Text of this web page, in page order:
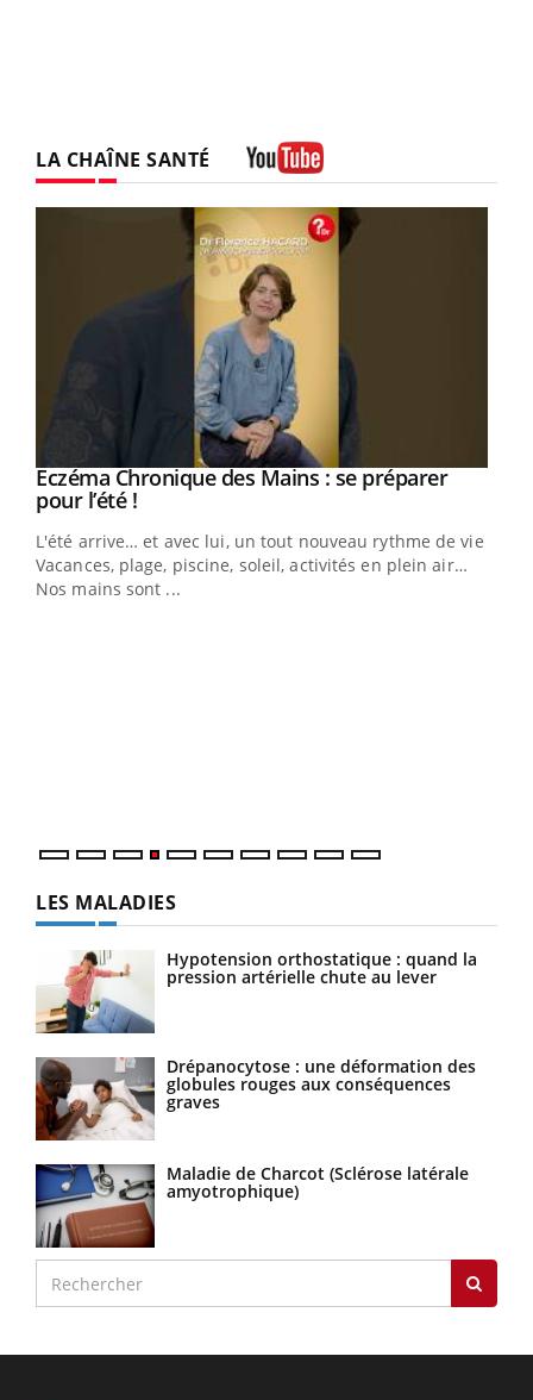
LA CHAÎNE SANTÉ
Youtube
Eczéma Chronique des Mains : se préparer
pour l’été !Youtube
L'été arrive… et avec lui, un tout nouveau rythme de vie !
Vacances, plage, piscine, soleil, activités en plein air…
Nos mains sont ...
Youtube
Diabète & Ramadan 2026Youtube
Le Ramadan approche, et, pour de nombreuses
personnes atteintes de diabète, c'est une période de
questions, de défis, mais ...
LES MALADIES
Hypotension orthostatique : quand la
pression artérielle chute au lever
Drépanocytose : une déformation des
globules rouges aux conséquences
graves
Maladie de Charcot (Sclérose latérale
amyotrophique)